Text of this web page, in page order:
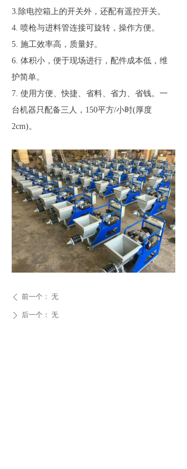
3.除电控箱上的开关外，还配有遥控开关。
4. 喷枪与进料管连接可旋转，操作方便。
5. 施工效率高，质量好。
6. 体积小，便于现场进行，配件成本低，维
护简单。
7. 使用方便、快捷、省料、省力、省钱。一
台机器只配备三人，150平方/小时(厚度
2cm)。
ꄴ 前一个： 无
ꄲ 后一个： 无